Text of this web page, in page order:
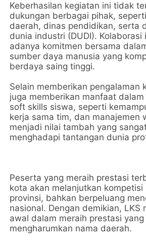
Keberhasilan kegiatan ini tidak
dukungan berbagai pihak,
daerah, dinas pendidikan, serta
dunia industri (DUDI). Kolaborasi
adanya komitmen bersama
sumber daya manusia yang
berdaya saing tinggi.
Selain memberikan pengalaman
juga memberikan manfaat
soft skills siswa, seperti
kerja sama tim, dan manajemen
menjadi nilai tambah yang
menghadapi tantangan dunia
Peserta yang meraih prestasi
kota akan melanjutkan
provinsi, bahkan berpeluang
nasional. Dengan demikian, LKS
awal dalam meraih prestasi
mengharumkan nama daerah.